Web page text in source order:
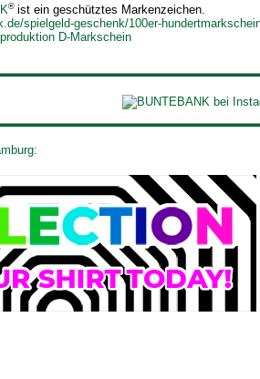
® ist ein geschütztes Markenzeichen.
spielgeld-geschenk/100er-
D-Markschein